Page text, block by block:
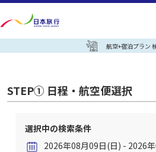
航空+宿泊プラン
STEP① 日程・航空便選択
選択中の検索条件
2026年08月09日(日) - 2026